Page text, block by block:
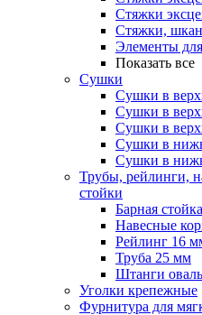
Стяжки
Стяжки,
Элементы
Показать все
Сушки
Сушки в
Сушки в
Сушки в
Сушки в
Сушки в
Трубы, рейлинги,
стойки
Барная стойка
Навесные
Рейлинг 16
Труба 25 мм
Штанги
Уголки крепежные
Фурнитура для